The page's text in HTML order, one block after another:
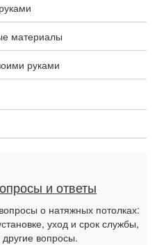
материалы
руками
и ответы
о натяжных потолках:
уход и срок службы,
вопросы.